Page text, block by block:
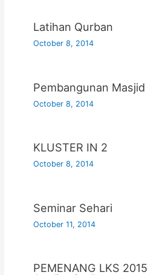
Latihan Qurban
October 8, 2014
Pembangunan Masjid
October 8, 2014
KLUSTER IN 2
October 8, 2014
Seminar Sehari
October 11, 2014
PEMENANG LKS